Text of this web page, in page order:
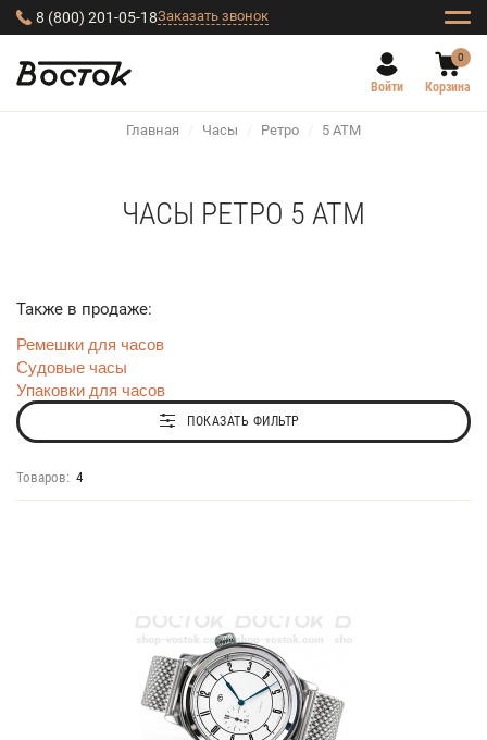
8 (800) 201-05-18Заказать звонок
Войти
0
Корзина
Главная / Часы / Ретро / 5 АТМ
ЧАСЫ РЕТРО 5 АТМ
Также в продаже:
Ремешки для часов
Судовые часы
Упаковки для часов
ПОКАЗАТЬ ФИЛЬТР
Товаров: 4